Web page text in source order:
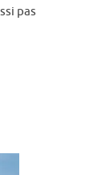
pas